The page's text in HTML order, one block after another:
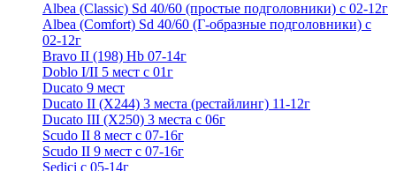
Albea (Classic) Sd 40/60 (простые подголовники) с 02-12г
Albea (Comfort) Sd 40/60 (Г-образные подголовники) с
02-12г
Bravo II (198) Hb 07-14г
Doblo I/II 5 мест с 01г
Ducato 9 мест
Ducato II (Х244) 3 места (рестайлинг) 11-12г
Ducato III (Х250) 3 места с 06г
Scudo II 8 мест с 07-16г
Scudo II 9 мест с 07-16г
Sedici c 05-14г